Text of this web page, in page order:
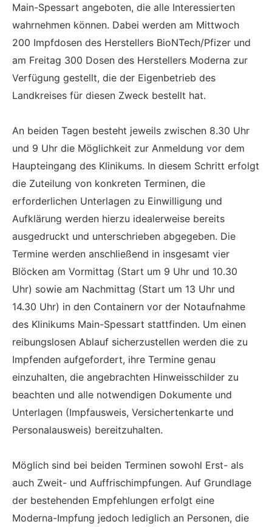
Main-Spessart angeboten, die alle Interessierten
wahrnehmen können. Dabei werden am Mittwoch
200 Impfdosen des Herstellers BioNTech/Pfizer und
am Freitag 300 Dosen des Herstellers Moderna zur
Verfügung gestellt, die der Eigenbetrieb des
Landkreises für diesen Zweck bestellt hat.
An beiden Tagen besteht jeweils zwischen 8.30 Uhr
und 9 Uhr die Möglichkeit zur Anmeldung vor dem
Haupteingang des Klinikums. In diesem Schritt erfolgt
die Zuteilung von konkreten Terminen, die
erforderlichen Unterlagen zu Einwilligung und
Aufklärung werden hierzu idealerweise bereits
ausgedruckt und unterschrieben abgegeben. Die
Termine werden anschließend in insgesamt vier
Blöcken am Vormittag (Start um 9 Uhr und 10.30
Uhr) sowie am Nachmittag (Start um 13 Uhr und
14.30 Uhr) in den Containern vor der Notaufnahme
des Klinikums Main-Spessart stattfinden. Um einen
reibungslosen Ablauf sicherzustellen werden die zu
Impfenden aufgefordert, ihre Termine genau
einzuhalten, die angebrachten Hinweisschilder zu
beachten und alle notwendigen Dokumente und
Unterlagen (Impfausweis, Versichertenkarte und
Personalausweis) bereitzuhalten.
Möglich sind bei beiden Terminen sowohl Erst- als
auch Zweit- und Auffrischimpfungen. Auf Grundlage
der bestehenden Empfehlungen erfolgt eine
Moderna-Impfung jedoch lediglich an Personen, die